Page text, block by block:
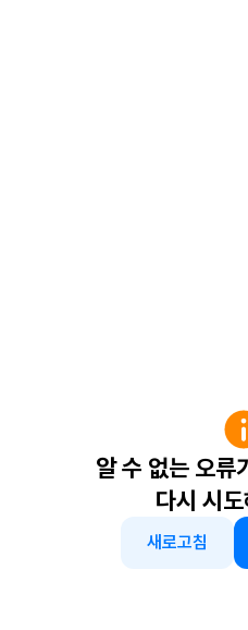
알 수 없는 오류
다시 시
새로고침